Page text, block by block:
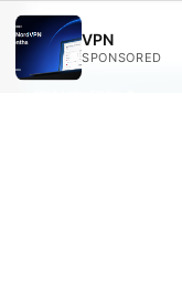
VPN
SPONSORED